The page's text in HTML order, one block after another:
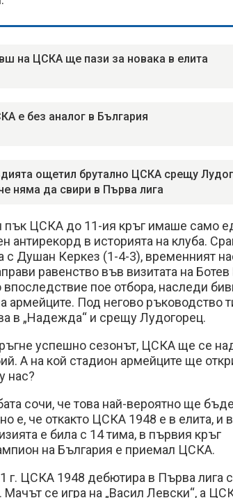
на ЦСКА ще пази за новака в елита
е без аналог в България
ощетил брутално ЦСКА срещу
няма да свири в Първа лига
пък ЦСКА до 11-ия кръг имаше само
антирекорд в историята на клуба.
с Душан Керкез (1-4-3), временният
равенство във визитата на Ботев
впоследствие пое отбора, наследи
армейците. Под негово ръководство
в „Надежда“ и срещу Лудогорец.
успешно сезонът, ЦСКА ще се
А на кой стадион армейците ще
нас?
сочи, че това най-вероятно ще
е, че откакто ЦСКА 1948 е в елита, и
е била с 14 тима, в първия кръг
на България е приемал ЦСКА.
г. ЦСКА 1948 дебютира в Първа лига
се игра на „Васил Левски“, а